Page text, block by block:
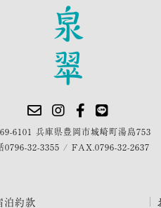
6101 兵庫県豊岡市城崎町湯島753
0796-32-3355 / FAX.0796-32-2637
泊約款